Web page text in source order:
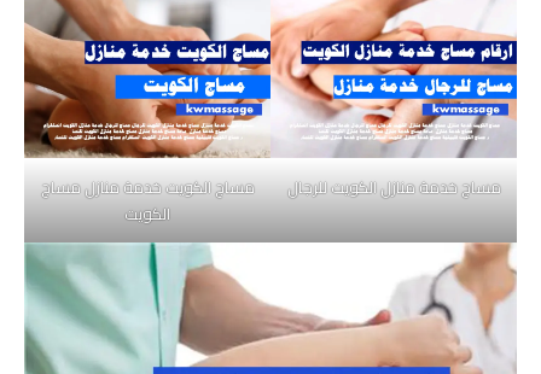
مساج خدمة منازل الكويت للرجال
مساج الكويت خدمة منازل مساج
الكويت